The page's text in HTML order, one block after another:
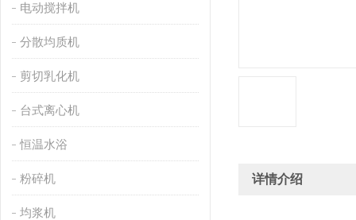
电动搅拌机
分散均质机
剪切乳化机
台式离心机
恒温水浴
粉碎机
均浆机
详情介绍